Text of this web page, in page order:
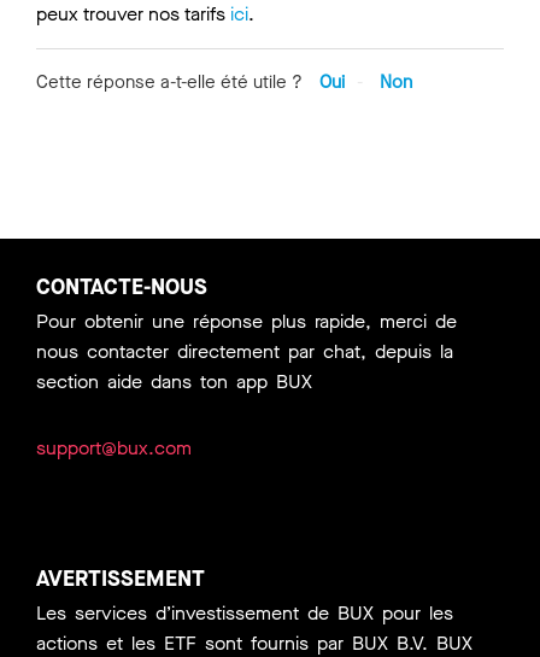
peux trouver nos tarifs ici.
Cette réponse a-t-elle été utile ? Oui Non
CONTACTE-NOUS
Pour obtenir une réponse plus rapide, merci de
nous contacter directement par chat, depuis la
section aide dans ton app BUX
support@bux.com
AVERTISSEMENT
Les services d’investissement de BUX pour les
actions et les ETF sont fournis par BUX B.V. BUX